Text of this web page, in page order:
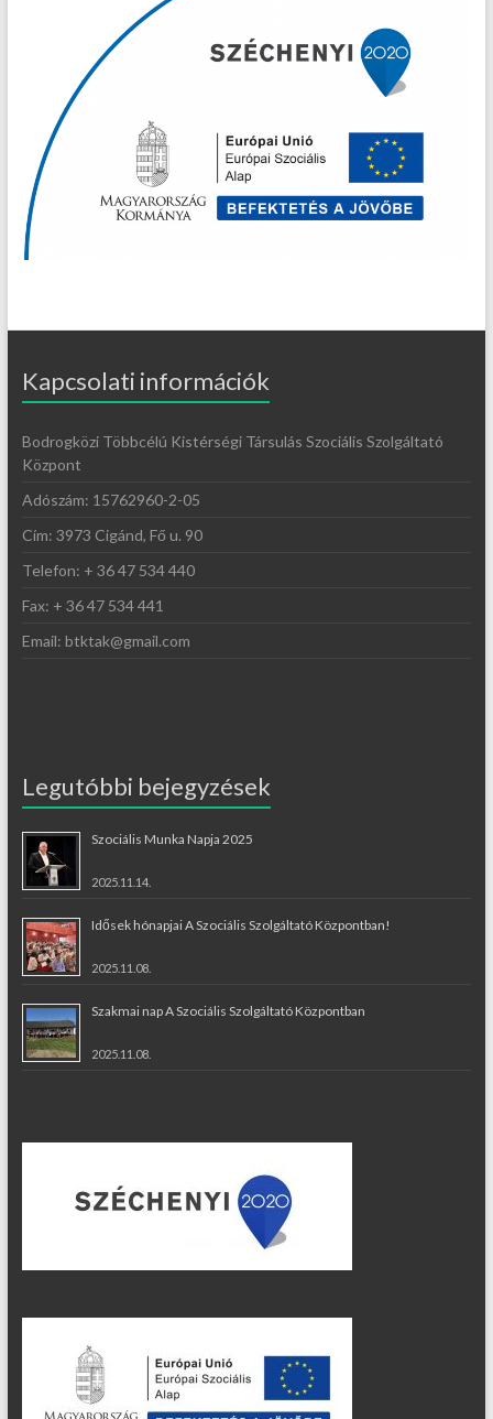
Kapcsolati információk
Bodrogközi Többcélú Kistérségi Társulás Szociális Szolgáltató
Központ
Adószám: 15762960-2-05
Cím: 3973 Cigánd, Fő u. 90
Telefon: + 36 47 534 440
Fax: + 36 47 534 441
Email: btktak@gmail.com
Legutóbbi bejegyzések
Szociális Munka Napja 2025
2025.11.14.
Idősek hónapjai A Szociális Szolgáltató Központban!
2025.11.08.
Szakmai nap A Szociális Szolgáltató Központban
2025.11.08.